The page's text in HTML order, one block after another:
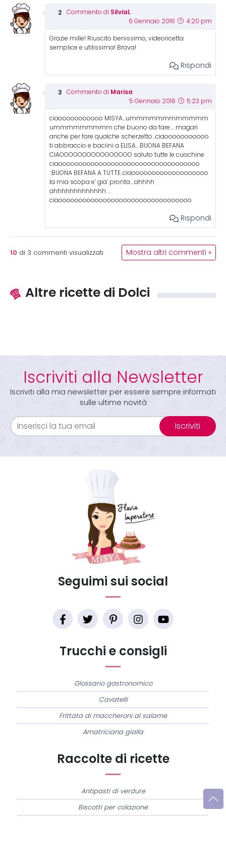
Commento di SilviaL
6 Gennaio 2016 4:20 pm
Grazie mille! Riuscito benissimo, videoricetta
semplice e utilissima! Brava!
Rispondi
Commento di Marisa
5 Gennaio 2016 5:23 pm
ciaooooooooooo MISYA…ummmmmmmmmmmm
ummmmmmmmm che buono da fare…. magari
anche per fare qualche scherzetto…ciaooooooooooo
ti abbraccio e baciini a ELISA….BUONA BEFANA
CIAOOOOOOOOOOOOOOOO saluto tutte le cuochine
ciaooooooooooooooooooooooooooooooooooo
::BUONA BEFANA A TUTTE..ciaooooooooooooooooooo
la mia scopa e’ gia’ pronta….ahhhh
ahhhhhhhhhhhhh …
ciaooooooooooooooooooooooooooooooooo
Rispondi
10 di 3 commenti visualizzati Mostra altri commenti »
Altre ricette di Dolci
Iscriviti alla Newsletter
Iscriviti alla mia newsletter per essere sempre informati
sulle ultime novità
Iscriviti
Raccolte di ricette
Antipasti di verdure
Biscotti per colazione
Trucchi e consigli
Glossario gastronomico
Cavatelli
Frittata di maccheroni al salame
Amatriciana gialla
Seguimi sui social